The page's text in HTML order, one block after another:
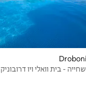
- בית וואלי ויו דרובוניק